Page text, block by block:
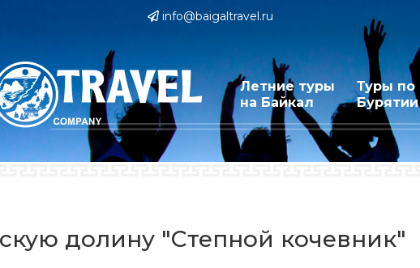
info@baigaltravel.ru
Летние туры
на Байкал
Туры по
Бурятии
долину "Степной кочевник"